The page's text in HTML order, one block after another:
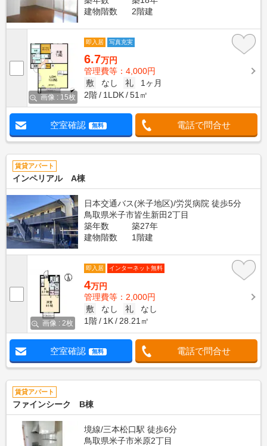
建物階数
2階建
画像 : 15枚
即入居 写真充実
6.7万円
管理費等：4,000円
敷
なし 礼
1ヶ月
2階
1LDK 51㎡
空室確認 無料 電話で問合せ
賃貸アパート
インペリアル A棟
日本交通バス(米子地区)/労災病院 徒歩5分
鳥取県米子市皆生新田2丁目
築年数
築27年
建物階数
1階建
画像 : 2枚
即入居 インターネット無料
4万円
管理費等：2,000円
敷
なし 礼
なし
1階
1K 28.21㎡
空室確認 無料 電話で問合せ
賃貸アパート
ファインシーク B棟
境線/三本松口駅 徒歩6分
鳥取県米子市米原2丁目